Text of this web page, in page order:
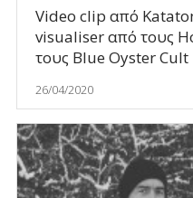
Video clip από
visualiser από τους
τους Blue Oyster Cult
26/04/2020